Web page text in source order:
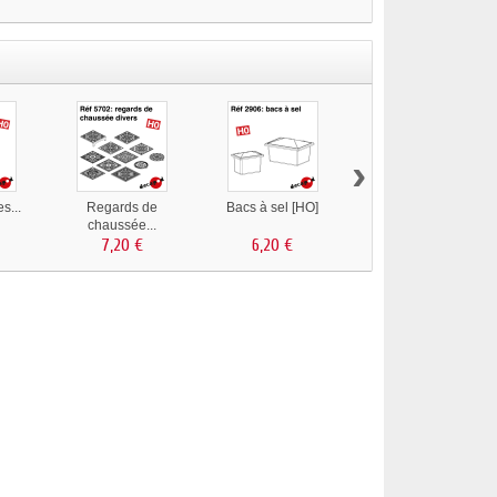
Regards de
chaussée...
7,20 €
Bacs à sel [HO]
6,20 €
›